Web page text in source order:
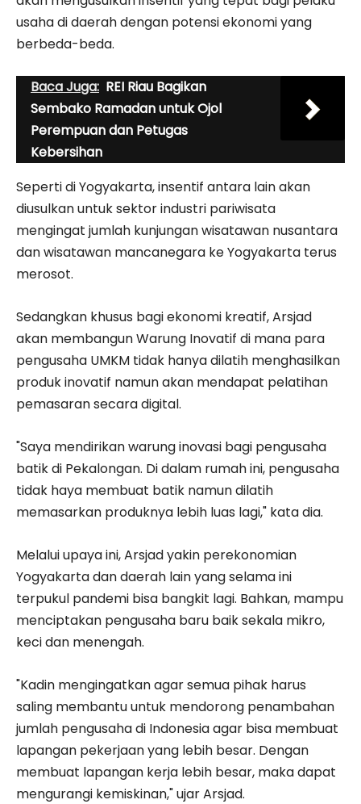
usaha di daerah dengan potensi ekonomi yang
berbeda-beda.
Baca Juga: REI Riau Bagikan
Sembako Ramadan untuk Ojol
Perempuan dan Petugas
Kebersihan
Seperti di Yogyakarta, insentif antara lain akan
diusulkan untuk sektor industri pariwisata
mengingat jumlah kunjungan wisatawan nusantara
dan wisatawan mancanegara ke Yogyakarta terus
merosot.
Sedangkan khusus bagi ekonomi kreatif, Arsjad
akan membangun Warung Inovatif di mana para
pengusaha UMKM tidak hanya dilatih menghasilkan
produk inovatif namun akan mendapat pelatihan
pemasaran secara digital.
"Saya mendirikan warung inovasi bagi pengusaha
batik di Pekalongan. Di dalam rumah ini, pengusaha
tidak haya membuat batik namun dilatih
memasarkan produknya lebih luas lagi," kata dia.
Melalui upaya ini, Arsjad yakin perekonomian
Yogyakarta dan daerah lain yang selama ini
terpukul pandemi bisa bangkit lagi. Bahkan, mampu
menciptakan pengusaha baru baik sekala mikro,
keci dan menengah.
"Kadin mengingatkan agar semua pihak harus
saling membantu untuk mendorong penambahan
jumlah pengusaha di Indonesia agar bisa membuat
lapangan pekerjaan yang lebih besar. Dengan
membuat lapangan kerja lebih besar, maka dapat
mengurangi kemiskinan," ujar Arsjad.